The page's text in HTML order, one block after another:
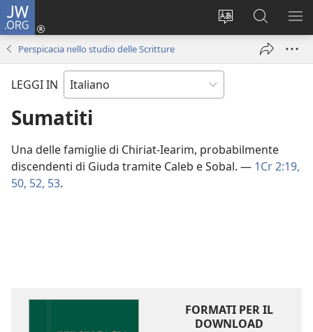
JW.ORG
Modificare
Accedi
(apre
finestra)
Cerca
in
JW.ORG
Perspicacia nello studio delle Scritture
LEGGI IN
Sumatiti
Una delle famiglie di Chiriat-Iearim, probabilmente
discendenti di Giuda tramite Caleb e Sobal. — 1Cr 2:19,
50, 52, 53.
FORMATI PER IL
DOWNLOAD